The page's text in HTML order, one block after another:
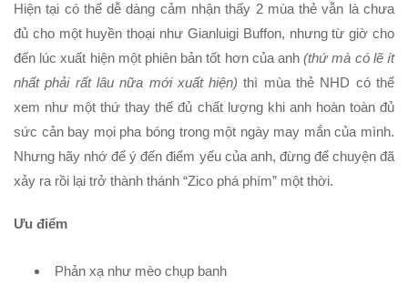
Hiện tại có thể dễ dàng cảm nhận thấy 2 mùa thẻ vẫn là chưa
đủ cho một huyền thoại như Gianluigi Buffon, nhưng từ giờ cho
đến lúc xuất hiện một phiên bản tốt hơn của anh(thứ mà có lẽ ít
nhất phải rất lâu nữa mới xuất hiện)thì mùa thẻ NHD có thể
xem như một thứ thay thế đủ chất lượng khi anh hoàn toàn đủ
sức cản bay mọi pha bóng trong một ngày may mắn của mình.
Nhưng hãy nhớ để ý đến điểm yếu của anh, đừng để chuyện đã
xảy ra rồi lại trở thành thánh “Zico phá phím” một thời.
Ưu điểm
Phản xạ như mèo chụp banh